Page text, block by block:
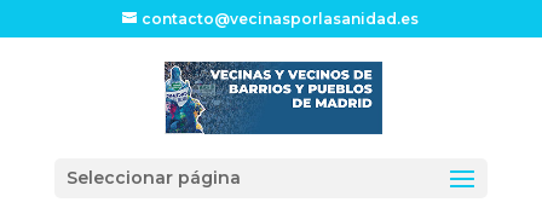
contacto@vecinasporlasanidad.es
Seleccionar página